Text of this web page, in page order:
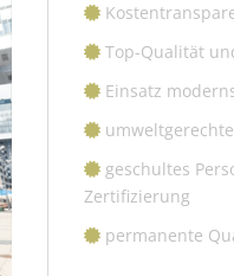
Top-Qualität
Einsatz
geschultes
Zertifizierung
permanente